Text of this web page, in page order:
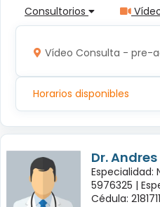
Consultorios
Vídeo Consulta - pre-
Horarios disponibles
Dr.
Especialidad:
5976325 |
Cédula: